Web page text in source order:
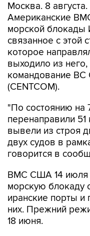
Москва. 8 августа.
Американские
морской блокады
связанное с этой
которое
выходило из
командование
(CENTCOM).
"По состоянию на
перенаправили
вывели из строя
двух судов в
говорится в
ВМС США 14 июля
морскую блокаду
иранские порты
них. Прежний
18 июня.